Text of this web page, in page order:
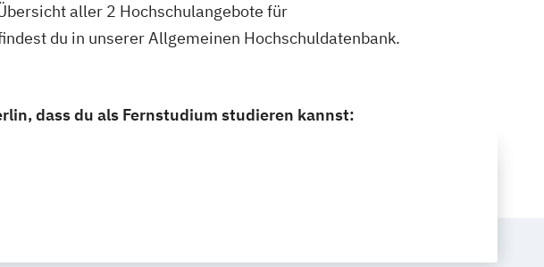
aller 2 Hochschulangebote für
du in unserer Allgemeinen Hochschuldatenbank.
dass du als Fernstudium studieren kannst: